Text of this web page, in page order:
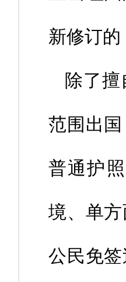
新修订
除了
范围出
普通护
境、单
公民免